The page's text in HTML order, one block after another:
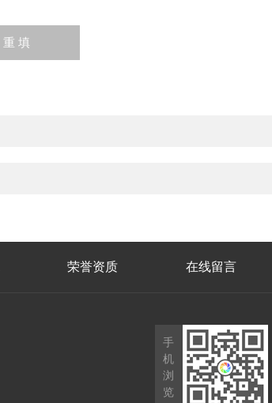
荣誉资质 在线留言
手
机
浏
览